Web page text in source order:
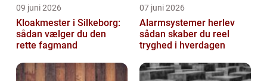
09 juni 2026
Kloakmester i Silkeborg:
sådan vælger du den
rette fagmand
07 juni 2026
Alarmsystemer herlev
sådan skaber du reel
tryghed i hverdagen